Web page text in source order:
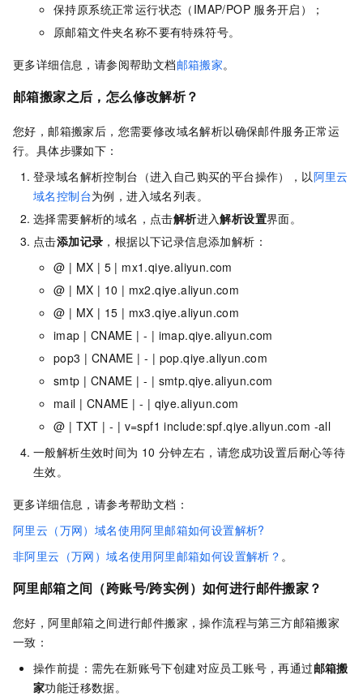
保持原系统正常运行状态（IMAP/POP 服务开启）；
原邮箱文件夹名称不要有特殊符号。
更多详细信息，请参阅帮助文档邮箱搬家。
邮箱搬家之后，怎么修改解析？
您好，邮箱搬家后，您需要修改域名解析以确保邮件服务正常运
行。具体步骤如下：
登录域名解析控制台（进入自己购买的平台操作），以阿里云
域名控制台为例，进入域名列表。
选择需要解析的域名，点击解析进入解析设置界面。
点击添加记录 ，根据以下记录信息添加解析：
@ | MX | 5 | mx1.qiye.aliyun.com
@ | MX | 10 | mx2.qiye.aliyun.com
@ | MX | 15 | mx3.qiye.aliyun.com
imap | CNAME | - | imap.qiye.aliyun.com
pop3 | CNAME | - | pop.qiye.aliyun.com
smtp | CNAME | - | smtp.qiye.aliyun.com
mail | CNAME | - | qiye.aliyun.com
@ | TXT | - | v=spf1 include:spf.qiye.aliyun.com -all
一般解析生效时间为 10 分钟左右，请您成功设置后耐心等待
生效。
更多详细信息，请参考帮助文档：
阿里云（万网）域名使用阿里邮箱如何设置解析?
非阿里云（万网）域名使用阿里邮箱如何设置解析？ 。
阿里邮箱之间（跨账号/跨实例）如何进行邮件搬家？
您好，阿里邮箱之间进行邮件搬家，操作流程与第三方邮箱搬家
一致：
操作前提：需先在新账号下创建对应员工账号，再通过邮箱搬
家功能迁移数据。